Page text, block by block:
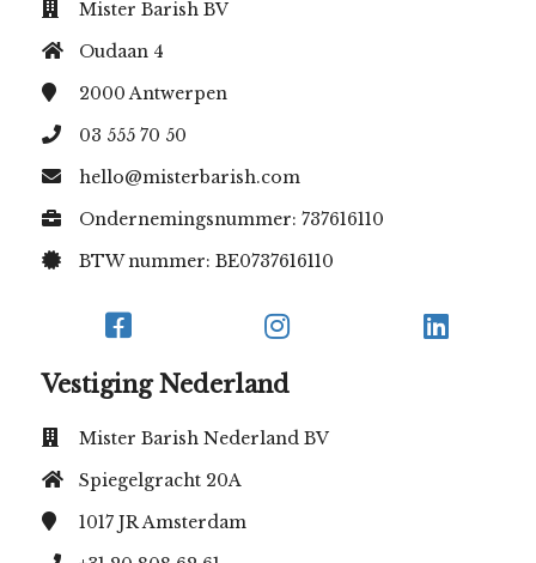
Mister Barish BV
Oudaan 4
2000Antwerpen
03 555 70 50
hello@misterbarish.com
Ondernemingsnummer: 737616110
BTW nummer: BE0737616110
Vestiging Nederland
Mister Barish Nederland BV
Spiegelgracht 20A
1017 JRAmsterdam